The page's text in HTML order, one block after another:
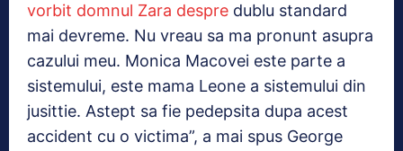
vorbit domnul Zara despre dublu standard
mai devreme. Nu vreau sa ma pronunt asupra
cazului meu. Monica Macovei este parte a
sistemului, este mama Leone a sistemului din
jusittie. Astept sa fie pedepsita dupa acest
accident cu o victima”, a mai spus George